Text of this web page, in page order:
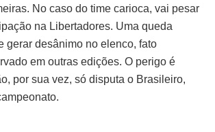
No caso do time carioca, vai pesar
na Libertadores. Uma queda
gerar desânimo no elenco, fato
em outras edições. O perigo é
por sua vez, só disputa o Brasileiro,